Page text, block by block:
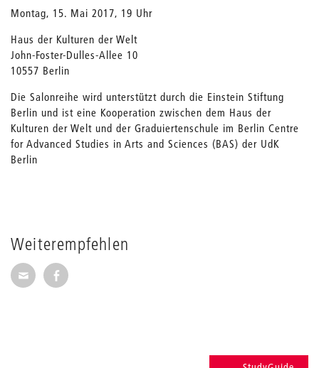
Weiterempfehlen
Seite per E-Mail weiterempfehlen
Seite auf Facebook weiterempfehlen
Montag, 15. Mai 2017, 19 Uhr
Haus der Kulturen der Welt
John-Foster-Dulles-Allee 10
10557 Berlin
Die Salonreihe wird unterstützt durch die Einstein Stiftung
Berlin und ist eine Kooperation zwischen dem Haus der
Kulturen der Welt und der Graduiertenschule im Berlin Centre
for Advanced Studies in Arts and Sciences (BAS) der UdK
Berlin